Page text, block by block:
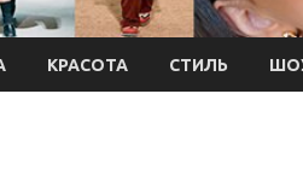
КРАСОТА СТИЛЬ